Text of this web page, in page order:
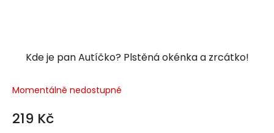
Kde je pan Autíčko? Plstěná okénka a zrcátko!
Momentálně nedostupné
219 Kč